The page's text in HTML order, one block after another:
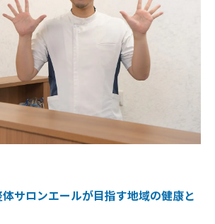
サロンエールが目指す地域の健康と